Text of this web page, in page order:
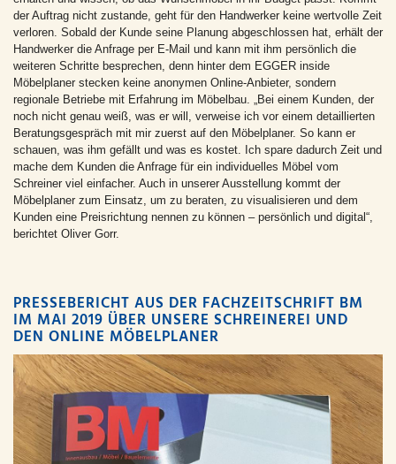
der Auftrag nicht zustande, geht für den Handwerker keine wertvolle Zeit
verloren. Sobald der Kunde seine Planung abgeschlossen hat, erhält der
Handwerker die Anfrage per E-Mail und kann mit ihm persönlich die
weiteren Schritte besprechen, denn hinter dem EGGER inside
Möbelplaner stecken keine anonymen Online-Anbieter, sondern
regionale Betriebe mit Erfahrung im Möbelbau. „Bei einem Kunden, der
noch nicht genau weiß, was er will, verweise ich vor einem detaillierten
Beratungsgespräch mit mir zuerst auf den Möbelplaner. So kann er
schauen, was ihm gefällt und was es kostet. Ich spare dadurch Zeit und
mache dem Kunden die Anfrage für ein individuelles Möbel vom
Schreiner viel einfacher. Auch in unserer Ausstellung kommt der
Möbelplaner zum Einsatz, um zu beraten, zu visualisieren und dem
Kunden eine Preisrichtung nennen zu können – persönlich und digital“,
berichtet Oliver Gorr.
PRESSEBERICHT AUS DER FACHZEITSCHRIFT BM
IM MAI 2019 ÜBER UNSERE SCHREINEREI UND
DEN ONLINE MÖBELPLANER